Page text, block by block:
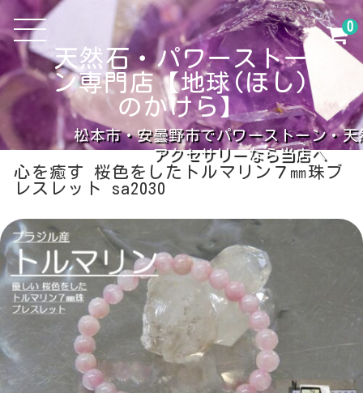
天然石・パワーストー
ン専門店【地球(ほし)
のかけら】
松本市・安曇野市でパワーストーン・天
アクセサリーなら当店へ
0
心を癒す 桜色をしたトルマリン７㎜珠ブ
レスレット sa2030